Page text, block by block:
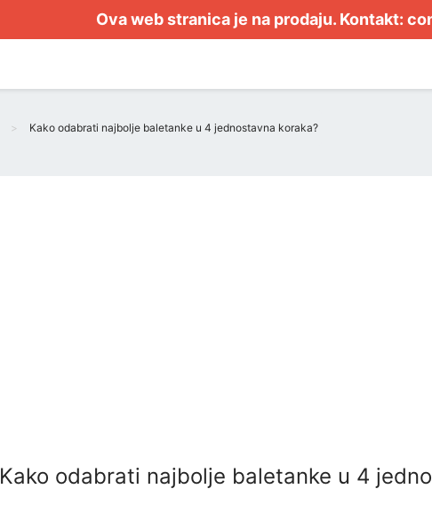
Ova web stranica je na prodaju. Kontakt:
Kako odabrati najbolje baletanke u 4 jednostavna koraka?
Kako odabrati najbolje baletanke u 4